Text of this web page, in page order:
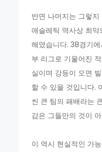
반면 나머지는 그렇
애슬레틱 역사상 최
해였습니다. 38경기
부 리그로 기울어진
실이며 강등이 오면
할 수 있을 것입니다.
씬 큰 팀의 패배라는
감은 그들만의 것이
이 역시 현실적인 가